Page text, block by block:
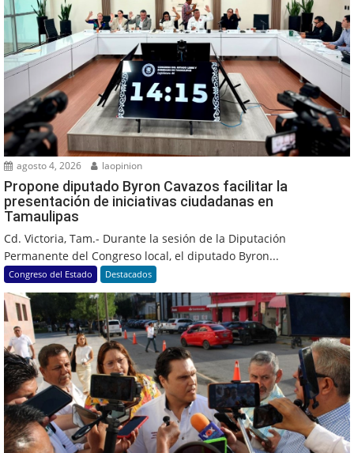
agosto 4, 2026 laopinion
Propone diputado Byron Cavazos facilitar la
presentación de iniciativas ciudadanas en
Tamaulipas
Cd. Victoria, Tam.- Durante la sesión de la Diputación
Permanente del Congreso local, el diputado Byron...
Congreso del Estado Destacados